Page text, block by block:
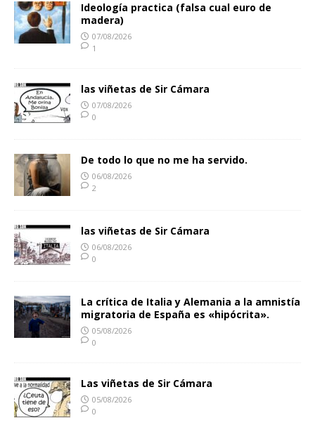
Ideología practica (falsa cual euro de
madera)
07/08/2026
1
las viñetas de Sir Cámara
07/08/2026
0
De todo lo que no me ha servido.
06/08/2026
2
las viñetas de Sir Cámara
06/08/2026
0
La crítica de Italia y Alemania a la amnistía
migratoria de España es «hipócrita».
05/08/2026
0
Las viñetas de Sir Cámara
05/08/2026
0